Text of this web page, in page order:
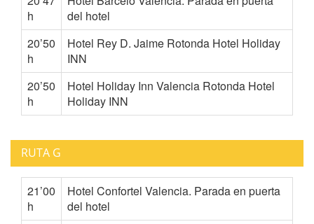
h
del hotel
20’50
h
Hotel Rey D. Jaime Rotonda Hotel Holiday
INN
20’50
h
Hotel Holiday Inn Valencia Rotonda Hotel
Holiday INN
RUTA G
21’00
h
Hotel Confortel Valencia. Parada en puerta
del hotel